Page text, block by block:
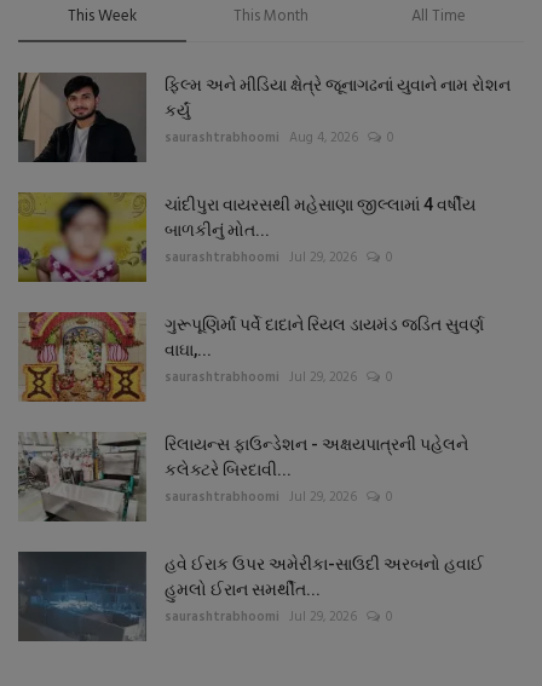
This Week This Month All Time
ફિલ્મ અને મીડિયા ક્ષેત્રે જૂનાગઢનાં યુવાને નામ રોશન
કર્યું
saurashtrabhoomi Aug 4, 2026 0
ચાંદીપુરા વાયરસથી મહેસાણા જીલ્લામાં 4 વર્ષીય
બાળકીનું મોત...
saurashtrabhoomi Jul 29, 2026 0
ગુરૂપૂણિર્માં પર્વે દાદાને રિયલ ડાયમંડ જડિત સુવર્ણ
વાઘા,...
saurashtrabhoomi Jul 29, 2026 0
રિલાયન્સ ફાઉન્ડેશન - અક્ષયપાત્રની પહેલને
કલેક્ટરે બિરદાવી...
saurashtrabhoomi Jul 29, 2026 0
હવે ઈરાક ઉપર અમેરીકા-સાઉદી અરબનો હવાઈ
હુમલો ઈરાન સમર્થીત...
saurashtrabhoomi Jul 29, 2026 0